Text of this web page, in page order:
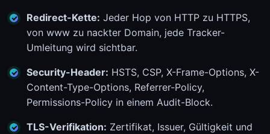
Redirect-Kette: Jeder Hop von HTTP zu HTTPS,
von www zu nackter Domain, jede Tracker-
Umleitung wird sichtbar.
Security-Header: HSTS, CSP, X-Frame-Options, X-
Content-Type-Options, Referrer-Policy,
Permissions-Policy in einem Audit-Block.
TLS-Verifikation: Zertifikat, Issuer, Gültigkeit und